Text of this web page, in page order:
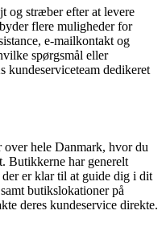
og stræber efter at levere
flere muligheder for
e-mailkontakt og
spørgsmål eller
kundeserviceteam dedikeret
hele Danmark, hvor du
Butikkerne har generelt
er klar til at guide dig i dit
butikslokationer på
deres kundeservice direkte.